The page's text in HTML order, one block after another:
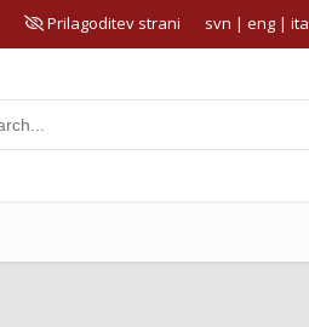
Prilagoditev strani svn | eng | ita